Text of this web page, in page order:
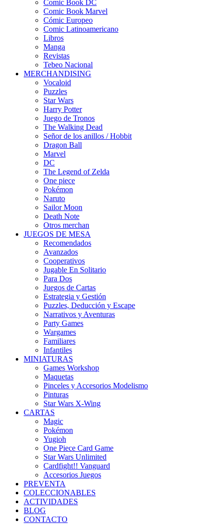
Comic Book DC
Comic Book Marvel
Cómic Europeo
Comic Latinoamericano
Libros
Manga
Revistas
Tebeo Nacional
MERCHANDISING
Vocaloid
Puzzles
Star Wars
Harry Potter
Juego de Tronos
The Walking Dead
Señor de los anillos / Hobbit
Dragon Ball
Marvel
DC
The Legend of Zelda
One piece
Pokémon
Naruto
Sailor Moon
Death Note
Otros merchan
JUEGOS DE MESA
Recomendados
Avanzados
Cooperativos
Jugable En Solitario
Para Dos
Juegos de Cartas
Estrategia y Gestión
Puzzles, Deducción y Escape
Narrativos y Aventuras
Party Games
Wargames
Familiares
Infantiles
MINIATURAS
Games Workshop
Maquetas
Pinceles y Accesorios Modelismo
Pinturas
Star Wars X-Wing
CARTAS
Magic
Pokémon
Yugioh
One Piece Card Game
Star Wars Unlimited
Cardfight!! Vanguard
Accesorios Juegos
PREVENTA
COLECCIONABLES
ACTIVIDADES
BLOG
CONTACTO